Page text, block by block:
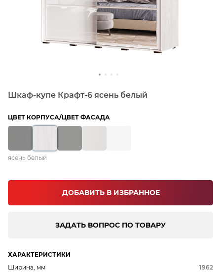
Шкаф-купе Крафт-6 ясень белый
ЦВЕТ КОРПУСА/ЦВЕТ ФАСАДА
ясень белый
ДОБАВИТЬ В ИЗБРАННОЕ
ЗАДАТЬ ВОПРОС ПО ТОВАРУ
ХАРАКТЕРИСТИКИ
Ширина, мм
1962